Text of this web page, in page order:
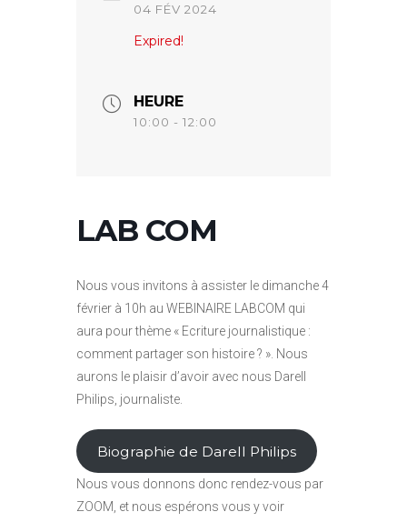
04 FÉV 2024
Expired!
HEURE
10:00 - 12:00
LAB COM
Nous vous invitons à assister le dimanche 4
février à 10h au WEBINAIRE LABCOM qui
aura pour thème « Ecriture journalistique :
comment partager son histoire ? ». Nous
aurons le plaisir d’avoir avec nous Darell
Philips, journaliste.
Biographie de Darell Philips
Nous vous donnons donc rendez-vous par
ZOOM, et nous espérons vous y voir